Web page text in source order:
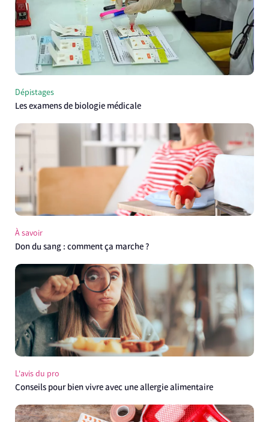
Dépistages
Les examens de biologie médicale
À savoir
Don du sang : comment ça marche ?
L'avis du pro
Conseils pour bien vivre avec une allergie alimentaire